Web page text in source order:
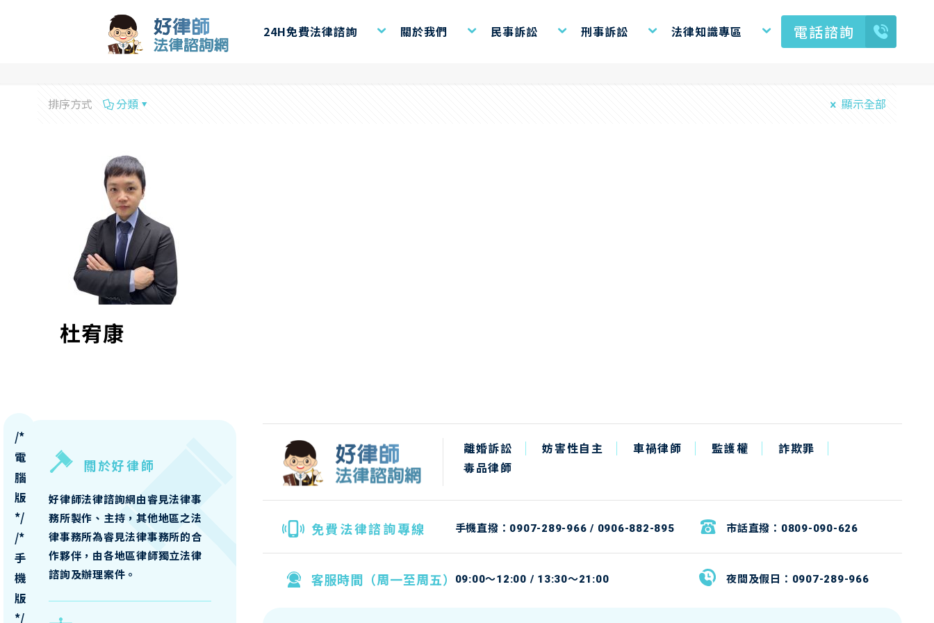
24H免費法律諮詢 關於我們 民事訴訟 刑事訴訟 法律知識專區 電話諮詢
恐嚇
排序方式 分類 顯示全部
杜宥康
/*
電
腦
版
*/
/*
手
機
版
*/
關於好律師
好律師法律諮詢網由睿見法律事
務所製作、主持，其他地區之法
律事務所為睿見法律事務所的合
作夥伴，由各地區律師獨立法律
諮詢及辦理案件。
離婚訴訟 妨害性自主 車禍律師 監護權
詐欺罪
毒品律師
免費法律諮詢專線 手機直撥： 0907-289-966 / 0906-882-895 市話直撥： 0809-090-626
客服時間（周一至周五） 09:00～12:00 / 13:30～21:00 夜間及假日： 0907-289-966